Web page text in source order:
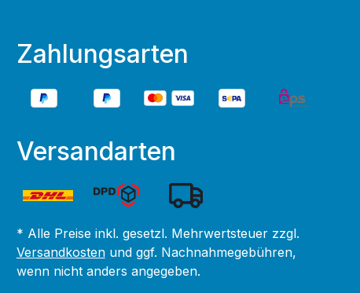
Zahlungsarten
Versandarten
* Alle Preise inkl. gesetzl. Mehrwertsteuer zzgl.
Versandkostenund ggf. Nachnahmegebühren,
wenn nicht anders angegeben.